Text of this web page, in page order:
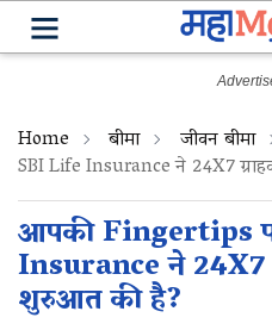
Home बीमा जीवन बीमा
SBI Life Insurance ने 24X7
आपकी Fingertips
Insurance ने 24X7
शुरुआत की है?